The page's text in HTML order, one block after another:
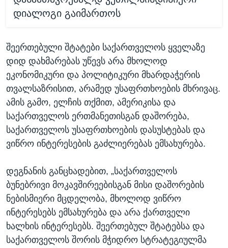
დიალოგი გაიმართოს
შეერთებული შტატები საქართველოს ყველაზე
დიდ დახმარებას უწევს არა მხოლოდ
ეკონომიკური და პოლიტიკური მხარდაჭერის
თვალსაზრისით, არამედ უსაფრთხოების მხრივაც.
ამის გამო, ელჩის თქმით, ამერიკისა და
საქართველოს ერთმანეთისგან დაშორება,
საქართველოს უსაფრთხოების დასუსტებას და
ვიწრო ინტერესების გაძლიერებას ემსახურება.
დეგნანის განცხადებით, „საქართველოს
ბუნებრივი მოკავშირეებისგან მისი დაშორების
ნებისმიერი მცდელობა, მხოლოდ ვიწრო
ინტერესებს ემსახურება და არა ქართველი
ხალხის ინტერესებს. შეერთებულ შტატებსა და
საქართველოს შორის მჭიდრო სტრატეგიულმა